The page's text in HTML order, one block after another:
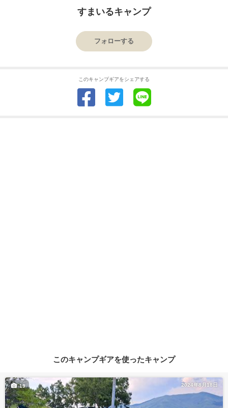
すまいるキャンプ
フォローする
このキャンプギアをシェアする
このキャンプギアを使ったキャンプ
2024年8月18日
19